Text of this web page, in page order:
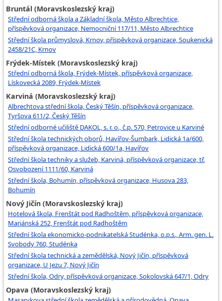
Bruntál (Moravskoslezský kraj)
Střední odborná škola a Základní škola, Město Albrechtice,
příspěvková organizace, Nemocniční 117/11, Město Albrechtice
Střední škola průmyslová, Krnov, příspěvková organizace, Soukenická
2458/21C, Krnov
Frýdek-Místek (Moravskoslezský kraj)
Střední odborná škola, Frýdek-Místek, příspěvková organizace,
Lískovecká 2089, Frýdek-Místek
Karviná (Moravskoslezský kraj)
Albrechtova střední škola, Český Těšín, příspěvková organizace,
Tyršova 611/2, Český Těšín
Střední odborné učiliště DAKOL, s. r. o., č.p. 570, Petrovice u Karviné
Střední škola technických oborů, Havířov-Šumbark, Lidická 1a/600,
příspěvková organizace, Lidická 600/1a, Havířov
Střední škola techniky a služeb, Karviná, příspěvková organizace, tř.
Osvobození 1111/60, Karviná
Střední škola, Bohumín, příspěvková organizace, Husova 283,
Bohumín
Nový Jičín (Moravskoslezský kraj)
Hotelová škola, Frenštát pod Radhoštěm, příspěvková organizace,
Mariánská 252, Frenštát pod Radhoštěm
Střední škola ekonomicko-podnikatelská Studénka, o.p.s., Arm. gen. L.
Svobody 760, Studénka
Střední škola technická a zemědělská, Nový Jičín, příspěvková
organizace, U Jezu 7, Nový Jičín
Střední škola, Odry, příspěvková organizace, Sokolovská 647/1, Odry
Opava (Moravskoslezský kraj)